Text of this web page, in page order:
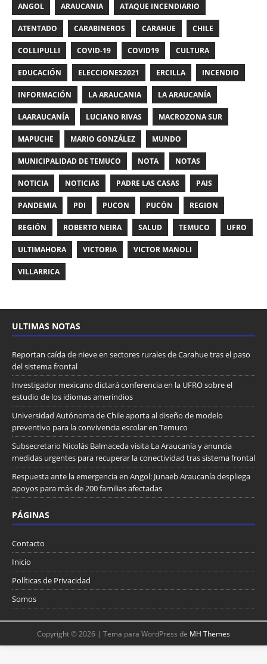
ANGOL ARAUCANIA ATAQUE INCENDIARIO
ATENTADO CARABINEROS CARAHUE CHILE
COLLIPULLI COVID-19 COVID19 CULTURA
EDUCACIÓN ELECCIONES2021 ERCILLA INCENDIO
INFORMACIÓN LA ARAUCANIA LA ARAUCANÍA
LAARAUCANÍA LUCIANO RIVAS MACROZONA SUR
MAPUCHE MARIO GONZÁLEZ MUNDO
MUNICIPALIDAD DE TEMUCO NOTA NOTAS
NOTICIA NOTICIAS PADRE LAS CASAS PAIS
PANDEMIA PDI PUCON PUCÓN REGION
REGIÓN ROBERTO NEIRA SALUD TEMUCO UFRO
ULTIMAHORA VICTORIA VICTOR MANOLI
VILLARRICA
ULTIMAS NOTAS
Reportan caída de nieve en sectores rurales de Carahue tras el paso
del sistema frontal
Investigador mexicano dictará conferencia en la UFRO sobre el
estudio de los idiomas amerindios
Universidad Autónoma de Chile aporta al diseño de modelo
preventivo para la convivencia escolar en Temuco
Subsecretario Nicolás Balmaceda visita La Araucanía y anuncia
medidas urgentes para recuperar la conectividad tras sistema frontal
Respuesta ante la emergencia en Angol: Junaeb Araucanía despliega
apoyos para más de 200 familias afectadas
PÁGINAS
Contacto
Inicio
Políticas de Privacidad
Somos
Copyright © 2026 | Tema para WordPress de MH Themes